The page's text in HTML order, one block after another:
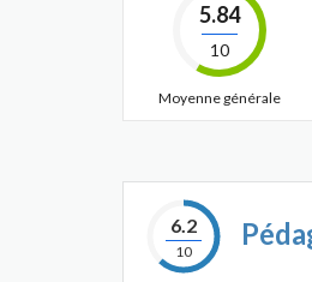
5.84
10
Moyenne générale
6.2
10